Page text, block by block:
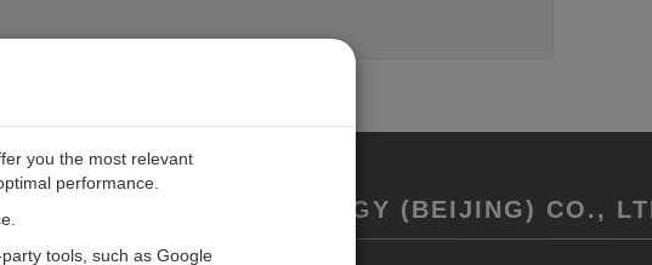
TECHNOLOGY (BEIJING) CO.,
you the most relevant
performance.
tools, such as Google